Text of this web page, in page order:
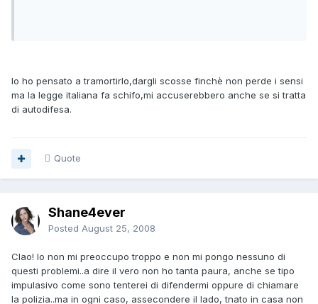
Io ho pensato a tramortirlo,dargli scosse finchè non perde i sensi
ma la legge italiana fa schifo,mi accuserebbero anche se si tratta
di autodifesa.
Quote
Shane4ever
Posted August 25, 2008
CIao! Io non mi preoccupo troppo e non mi pongo nessuno di
questi problemi..a dire il vero non ho tanta paura, anche se tipo
impulasivo come sono tenterei di difendermi oppure di chiamare
la polizia..ma in ogni caso, assecondere il lado, tnato in casa non